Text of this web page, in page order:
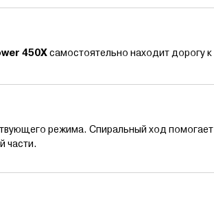
450Xсамостоятельно находит дорогу к
режима. Спиральный ход помогает
части.